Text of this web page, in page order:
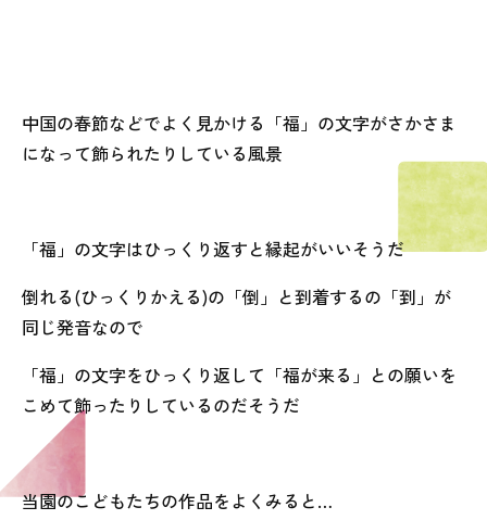
中国の春節などでよく見かける「福」の文字がさかさま
になって飾られたりしている風景
「福」の文字はひっくり返すと縁起がいいそうだ
倒れる(ひっくりかえる)の「倒」と到着するの「到」が
同じ発音なので
「福」の文字をひっくり返して「福が来る」との願いを
こめて飾ったりしているのだそうだ
当園のこどもたちの作品をよくみると…